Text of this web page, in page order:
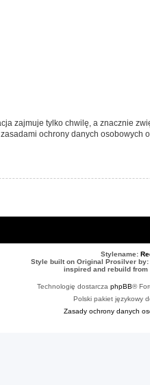
zajmuje tylko chwilę, a znacznie
ochrony danych
Stylename:
Style built on Original Prosilver by:
inspired and rebuild from
Technologię dostarcza phpBB®
Polski pakiet językowy
Zasady ochrony danych